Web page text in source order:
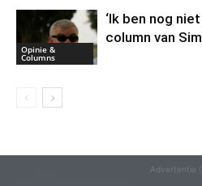
Opinie &
Columns
‘Ik ben nog
column van
Advertentie